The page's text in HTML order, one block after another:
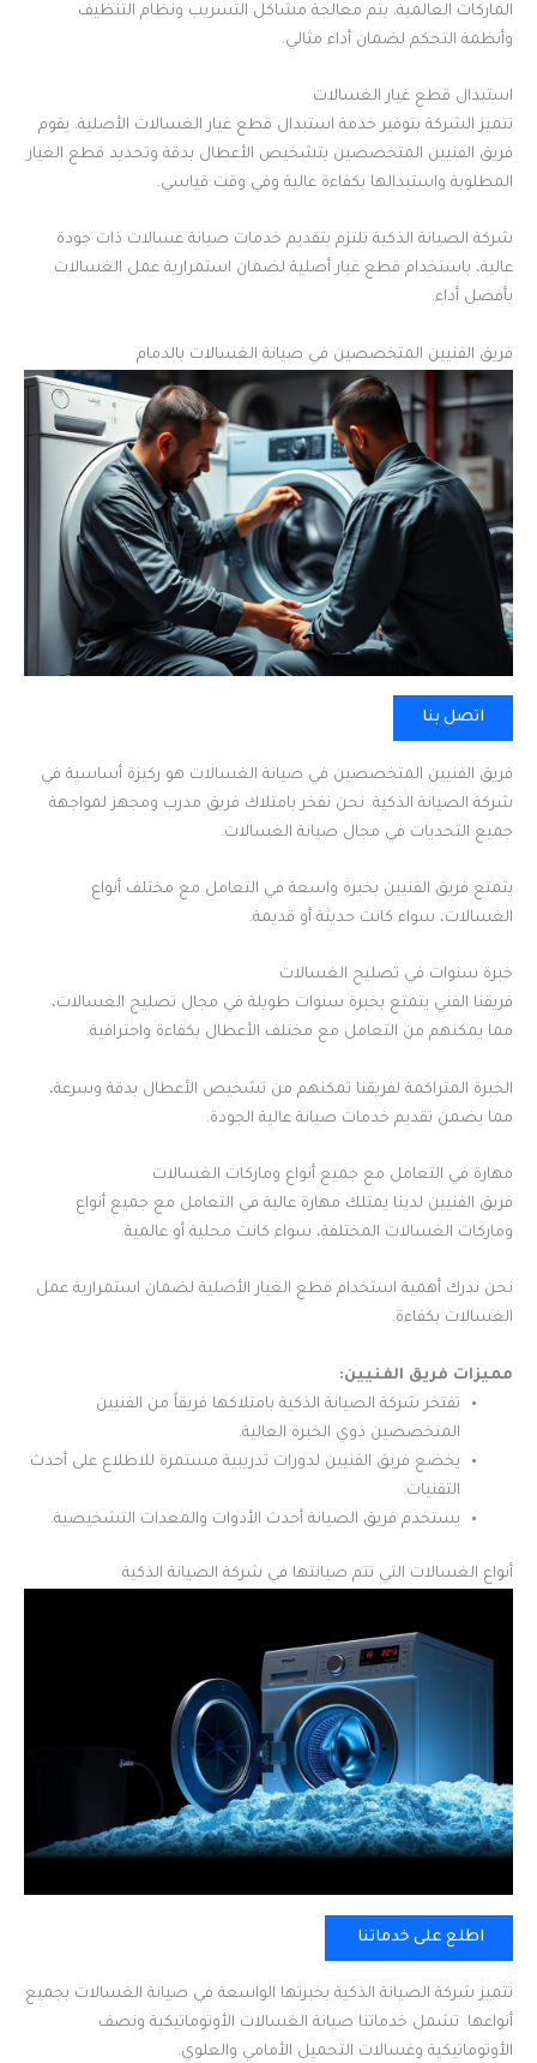
الماركات العالمية. يتم معالجة مشاكل التسريب ونظام التنظيف
وأنظمة التحكم لضمان أداء مثالي.
استبدال قطع غيار الغسالات
تتميز الشركة بتوفير خدمة استبدال قطع غيار الغسالات الأصلية. يقوم
فريق الفنيين المتخصصين بتشخيص الأعطال بدقة وتحديد قطع الغيار
المطلوبة واستبدالها بكفاءة عالية وفي وقت قياسي.
شركة الصيانة الذكية تلتزم بتقديم خدمات صيانة غسالات ذات جودة
عالية، باستخدام قطع غيار أصلية لضمان استمرارية عمل الغسالات
بأفضل أداء.
فريق الفنيين المتخصصين في صيانة الغسالات بالدمام
اتصل بنا
فريق الفنيين المتخصصين في صيانة الغسالات هو ركيزة أساسية في
شركة الصيانة الذكية. نحن نفخر بامتلاك فريق مدرب ومجهز لمواجهة
جميع التحديات في مجال صيانة الغسالات.
يتمتع فريق الفنيين بخبرة واسعة في التعامل مع مختلف أنواع
الغسالات، سواء كانت حديثة أو قديمة.
خبرة سنوات في تصليح الغسالات
فريقنا الفني يتمتع بخبرة سنوات طويلة في مجال تصليح الغسالات،
مما يمكنهم من التعامل مع مختلف الأعطال بكفاءة واحترافية.
الخبرة المتراكمة لفريقنا تمكنهم من تشخيص الأعطال بدقة وسرعة،
مما يضمن تقديم خدمات صيانة عالية الجودة.
مهارة في التعامل مع جميع أنواع وماركات الغسالات
فريق الفنيين لدينا يمتلك مهارة عالية في التعامل مع جميع أنواع
وماركات الغسالات المختلفة، سواء كانت محلية أو عالمية.
نحن ندرك أهمية استخدام قطع الغيار الأصلية لضمان استمرارية عمل
الغسالات بكفاءة.
مميزات فريق الفنيين:
تفتخر شركة الصيانة الذكية بامتلاكها فريقاً من الفنيين
المتخصصين ذوي الخبرة العالية.
يخضع فريق الفنيين لدورات تدريبية مستمرة للاطلاع على أحدث
التقنيات.
يستخدم فريق الصيانة أحدث الأدوات والمعدات التشخيصية.
أنواع الغسالات التي تتم صيانتها في شركة الصيانة الذكية
اطلع على خدماتنا
تتميز شركة الصيانة الذكية بخبرتها الواسعة في صيانة الغسالات بجميع
أنواعها. تشمل خدماتنا صيانة الغسالات الأوتوماتيكية ونصف
الأوتوماتيكية وغسالات التحميل الأمامي والعلوي.